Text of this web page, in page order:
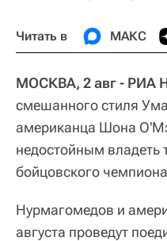
Читать в МАКС
МОСКВА, 2 авг - РИА
смешанного стиля
американца Шона
недостойным владеть
бойцовского
Нурмагомедов и
августа проведут